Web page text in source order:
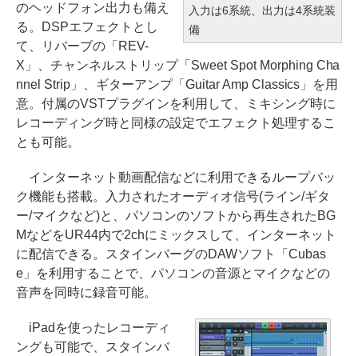
入力は6系統、出力は4系統装
備
のヘッドフォン出力も備え
る。DSPエフェクトとし
て、リバーブの「REV-
X」、チャンネルストリップ「Sweet Spot Morphing Cha
nnel Strip」、ギターアンプ「Guitar Amp Classics」を用
意。付属のVSTプラグインを利用して、ミキシング時に
レコーディング時と同様の設定でエフェクト処理するこ
とも可能。
インターネット動画配信などに利用できるループバッ
ク機能も搭載。入力されたオーディオ信号(ライン/ギタ
ー/マイクなど)と、パソコンのソフトから再生されたBG
MなどをUR44内で2chにミックスして、インターネット
に配信できる。スタインバーグのDAWソフト「Cubas
e」を利用することで、パソコンの音源とマイクなどの
音声を同時に録音可能。
iPadを使ったレコーディ
ングも可能で、スタインバ